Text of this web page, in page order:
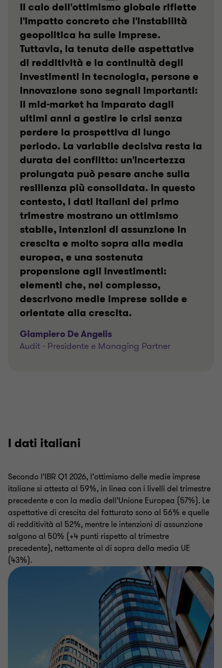
Il calo dell'ottimismo globale riflette
l'impatto concreto che l'instabilità
geopolitica ha sulle imprese.
Tuttavia, la tenuta delle aspettative
di redditività e la continuità degli
investimenti in tecnologia, persone e
innovazione sono segnali importanti:
il mid-market ha imparato dagli
ultimi anni a gestire le crisi senza
perdere la prospettiva di lungo
periodo. La variabile decisiva resta la
durata del conflitto: un'incertezza
prolungata può pesare anche sulla
resilienza più consolidata. In questo
contesto, i dati italiani del primo
trimestre mostrano un ottimismo
stabile, intenzioni di assunzione in
crescita e molto sopra alla media
europea, e una sostenuta
propensione agli investimenti:
elementi che, nel complesso,
descrivono medie imprese solide e
orientate alla crescita.
Giampiero De Angelis
Audit - Presidente e Managing Partner
I dati italiani
Secondo l’IBR Q1 2026, l’ottimismo delle medie imprese
italiane si attesta al 59%, in linea con i livelli del trimestre
precedente e con la media dell’Unione Europea (57%). Le
aspettative di crescita del fatturato sono al 56% e quelle
di redditività al 52%, mentre le intenzioni di assunzione
salgono al 50% (+4 punti rispetto al trimestre
precedente), nettamente al di sopra della media UE
(43%).